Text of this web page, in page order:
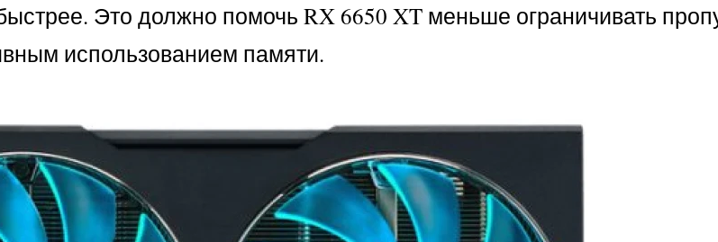
Это должно помочь RX 6650 XT меньше ограничивать
использованием памяти.